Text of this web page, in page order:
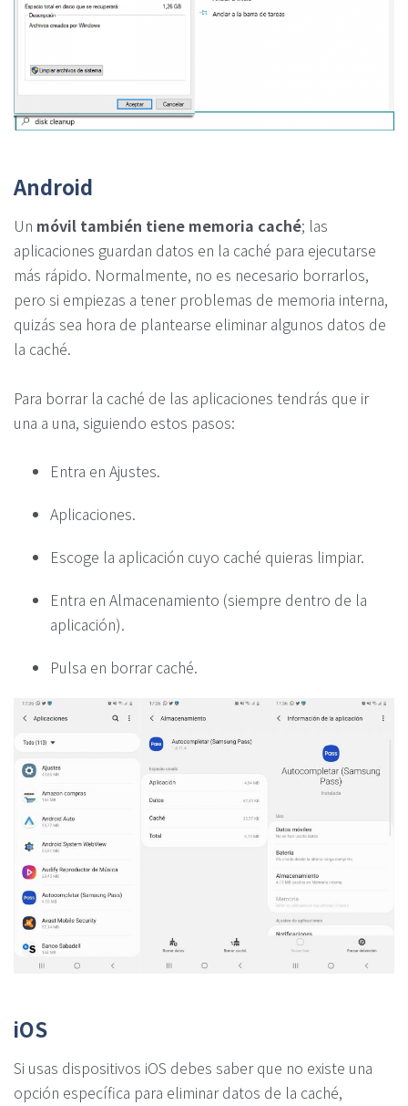
Android
Un móvil también tiene memoria caché; las
aplicaciones guardan datos en la caché para ejecutarse
más rápido. Normalmente, no es necesario borrarlos,
pero si empiezas a tener problemas de memoria interna,
quizás sea hora de plantearse eliminar algunos datos de
la caché.
Para borrar la caché de las aplicaciones tendrás que ir
una a una, siguiendo estos pasos:
Entra en Ajustes.
Aplicaciones.
Escoge la aplicación cuyo caché quieras limpiar.
Entra en Almacenamiento (siempre dentro de la
aplicación).
Pulsa en borrar caché.
iOS
Si usas dispositivos iOS debes saber que no existe una
opción específica para eliminar datos de la caché,